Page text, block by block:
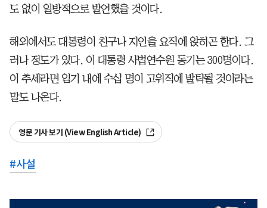
도 없이 일방적으로 발언했을 것이다.
해외에서도 대통령이 친구나 지인을 요직에 앉히곤 한다. 그
러나 정도가 있다. 이 대통령 사법연수원 동기는 300명이다.
이 추세라면 임기 내에 수십 명이 고위직에 발탁될 것이라는
말도 나온다.
영문 기사 보기 (View English Article)
#사설